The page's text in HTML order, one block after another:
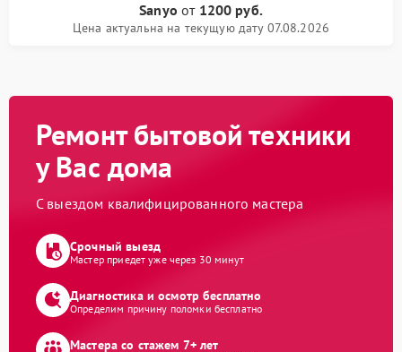
Sanyo от 1200 руб.
Цена актуальна на текущую дату 07.08.2026
Ремонт бытовой техники
у Вас дома
С выездом квалифицированного мастера
Срочный выезд
Мастер приедет уже через 30 минут
Диагностика и осмотр бесплатно
Определим причину поломки бесплатно
Мастера со стажем 7+ лет